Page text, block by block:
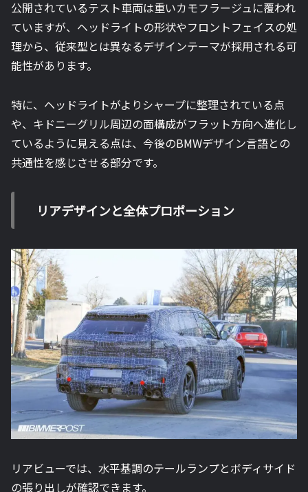
公開されているテスト車両は重いカモフラージュに覆われ
ていますが、ヘッドライトの形状やフロントフェイスの処
理から、従来型とは異なるデザインテーマが採用される可
能性があります。
特に、ヘッドライトがよりシャープに整理されている点
や、キドニーグリル周辺の面構成がフラット方向へ進化し
ているように見える点は、今後のBMWデザイン言語との
共通性を感じさせる部分です。
リアデザインと全体プロポーション
リアビューでは、水平基調のテールランプとボディサイド
の張り出しが確認できます。